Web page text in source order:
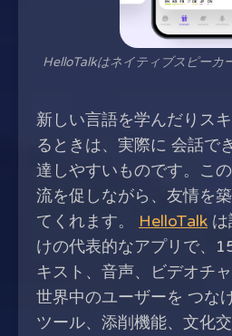
HelloTalkはネイティブスピーカ
新しい言語を学んだりス
るときは、実際に 会話で
達しやすいものです。こ
流を促しながら、友情を
てくれます。 HelloTalk
けの代表的なアプリで、
キスト、音声、ビデオチ
世界中のユーザーを つな
ツール、添削機能、文化